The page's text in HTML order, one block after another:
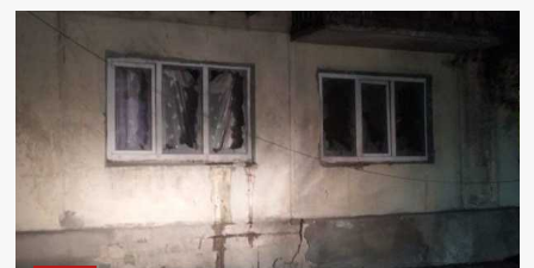
Кривому
в
під’їзді
будинку
чоловік
вчинив
самогубство